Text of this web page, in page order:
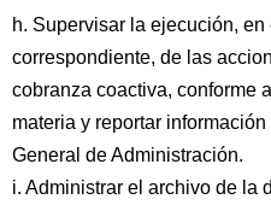
h. Supervisar la ejecución, en
correspondiente, de las
cobranza coactiva, conforme
materia y reportar
General de Administración.
i. Administrar el archivo de la